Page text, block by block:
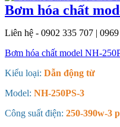
Bơm hóa chất
Liên hệ - 0902 335 707 |
Bơm hóa chất model NH-
Kiểu loại: Dẫn động từ
Model: NH-250PS-3
Công suất điện: 250-390w-3